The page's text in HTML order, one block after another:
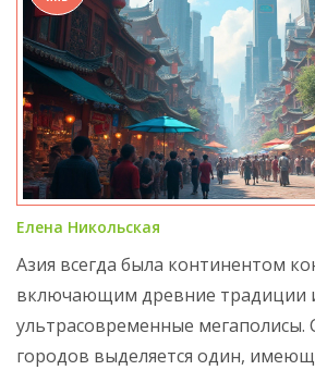
Елена Никольская
Азия всегда была континентом
включающим древние традиции
ультрасовременные мегаполисы.
городов выделяется один,